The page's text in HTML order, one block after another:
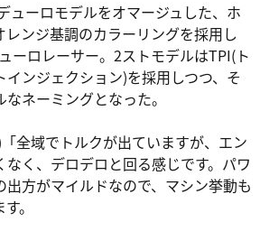
ューロモデルをオマージュした、ホ
レンジ基調のカラーリングを採用し
ーロレーサー。2ストモデルはTPI(ト
ンジェクション)を採用しつつ、そ
ネーミングとなった。
全域でトルクが出ていますが、エン
く、デロデロと回る感じです。パワ
方がマイルドなので、マシン挙動も
。